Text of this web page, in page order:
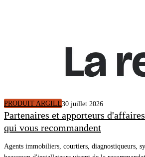
PRODUIT ARGILE30 juillet 2026
Partenaires et apporteurs
qui vous recommandent
Agents immobiliers, courtiers, diagnostiqueurs,